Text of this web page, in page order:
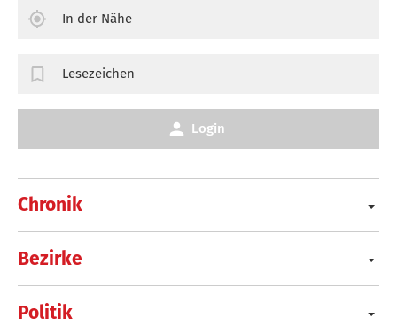
Chronik
Bezirke
Politik
In der Nähe
Lesezeichen
Login